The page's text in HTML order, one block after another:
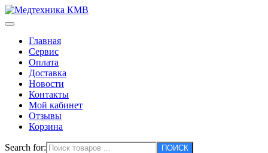
Главная
Сервис
Оплата
Доставка
Новости
Контакты
Мой кабинет
Отзывы
Корзина
Search for: